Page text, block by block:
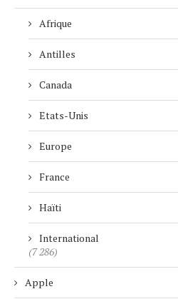
Afrique
Antilles
Canada
Etats-Unis
Europe
France
Haïti
International
(7 286)
Apple